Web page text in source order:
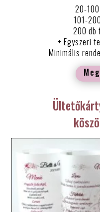
20-
101-
200 db
+ Egyszeri
Minimális